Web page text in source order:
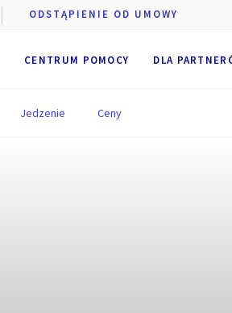
CENTRUM POMOCY DLA
ODSTĄPIENIE OD UMOWY
Jedzenie Ceny